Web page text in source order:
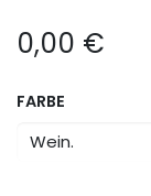
0,00 €
FARBE